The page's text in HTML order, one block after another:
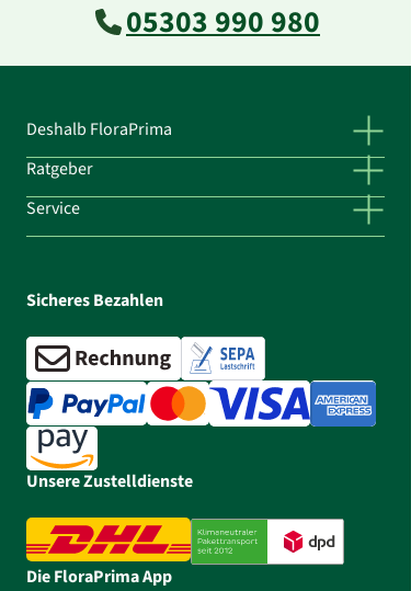
05303 990 980
Deshalb FloraPrima
Ratgeber
Service
Sicheres Bezahlen
Unsere Zustelldienste
Die FloraPrima App